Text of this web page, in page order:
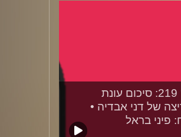
פרק 219: סיכום עונת
של דני אבדיה •
פיני בראל